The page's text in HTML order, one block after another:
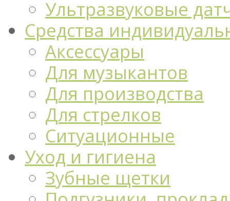
Ультразвуковые
Средства
Аксессуары
Для музыкантов
Для производства
Для стрелков
Ситуационные
Уход и гигиена
Зубные щетки